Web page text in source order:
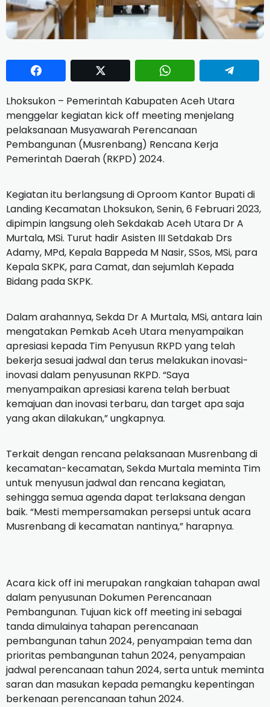
Lhoksukon – Pemerintah Kabupaten Aceh Utara
menggelar kegiatan kick off meeting menjelang
pelaksanaan Musyawarah Perencanaan
Pembangunan (Musrenbang) Rencana Kerja
Pemerintah Daerah (RKPD) 2024.
Kegiatan itu berlangsung di Oproom Kantor Bupati di
Landing Kecamatan Lhoksukon, Senin, 6 Februari 2023,
dipimpin langsung oleh Sekdakab Aceh Utara Dr A
Murtala, MSi. Turut hadir Asisten III Setdakab Drs
Adamy, MPd, Kepala Bappeda M Nasir, SSos, MSi, para
Kepala SKPK, para Camat, dan sejumlah Kepada
Bidang pada SKPK.
Dalam arahannya, Sekda Dr A Murtala, MSi, antara lain
mengatakan Pemkab Aceh Utara menyampaikan
apresiasi kepada Tim Penyusun RKPD yang telah
bekerja sesuai jadwal dan terus melakukan inovasi-
inovasi dalam penyusunan RKPD. “Saya
menyampaikan apresiasi karena telah berbuat
kemajuan dan inovasi terbaru, dan target apa saja
yang akan dilakukan,” ungkapnya.
Terkait dengan rencana pelaksanaan Musrenbang di
kecamatan-kecamatan, Sekda Murtala meminta Tim
untuk menyusun jadwal dan rencana kegiatan,
sehingga semua agenda dapat terlaksana dengan
baik. “Mesti mempersamakan persepsi untuk acara
Musrenbang di kecamatan nantinya,” harapnya.
Acara kick off ini merupakan rangkaian tahapan awal
dalam penyusunan Dokumen Perencanaan
Pembangunan. Tujuan kick off meeting ini sebagai
tanda dimulainya tahapan perencanaan
pembangunan tahun 2024, penyampaian tema dan
prioritas pembangunan tahun 2024, penyampaian
jadwal perencanaan tahun 2024, serta untuk meminta
saran dan masukan kepada pemangku kepentingan
berkenaan perencanaan tahun 2024.